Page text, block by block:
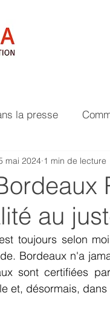
la presse
au
mai 2024 1 min de lecture
toujours selon
Bordeaux n'a
sont certifiées
et, désormais,